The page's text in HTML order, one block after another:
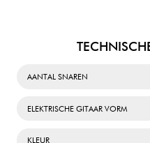
AANTAL SNAREN
ELEKTRISCHE GITAAR VORM
KLEUR